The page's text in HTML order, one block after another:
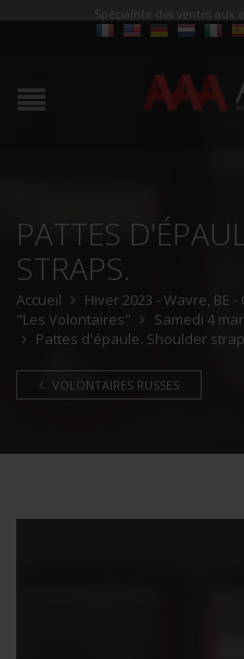
Spécialiste des ventes aux
PATTES
STRAPS.
Accueil
Hiver 2023 - Wavre, BE
"Les Volontaires"
Samedi 4
Pattes d'épaule. Shoulder
VOLONTAIRES RUSSES